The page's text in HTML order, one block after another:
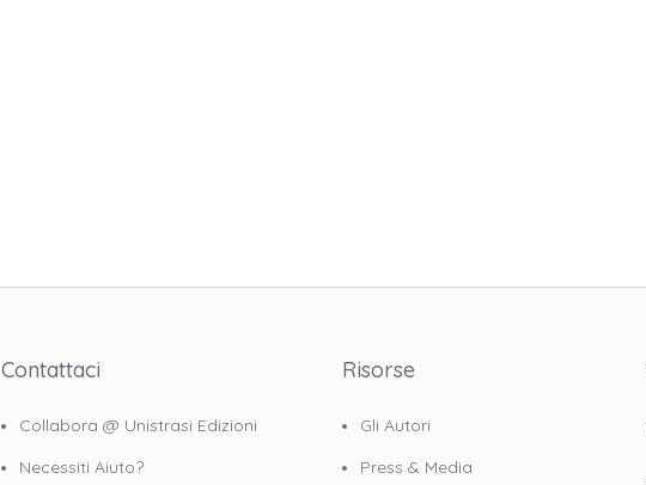
Contattaci
Collabora @ Unistrasi Edizioni
Necessiti Aiuto?
Risorse
Gli Autori
Press & Media